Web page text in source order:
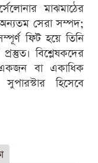
মাঝমাঠের
সেরা সম্পদ;
ফিট হয়ে তিনি
বিশ্লেষকদের
বা একাধিক
হিসেবে